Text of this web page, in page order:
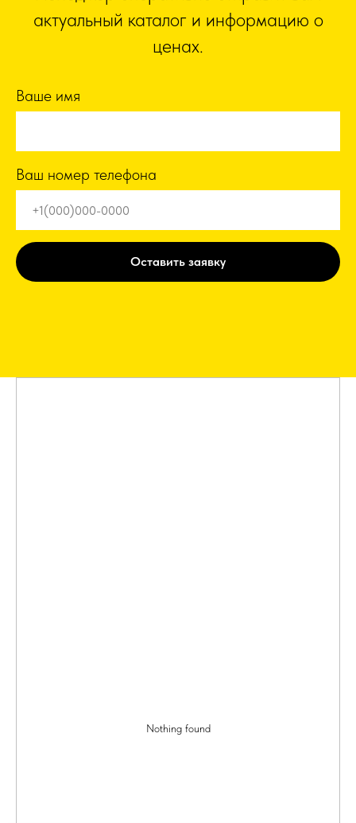
актуальный каталог и информацию о
ценах.
Ваше имя
Ваш номер телефона
Оставить заявку
Nothing found